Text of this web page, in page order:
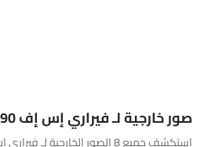
صور خارجية لـ فيراري إس إف 90 سترادالي 2026